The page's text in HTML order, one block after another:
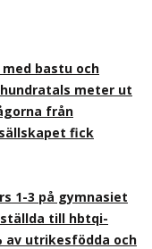
bastu och
meter ut
från
fick
1-3 på gymnasiet
till hbtqi-
av utrikesfödda och